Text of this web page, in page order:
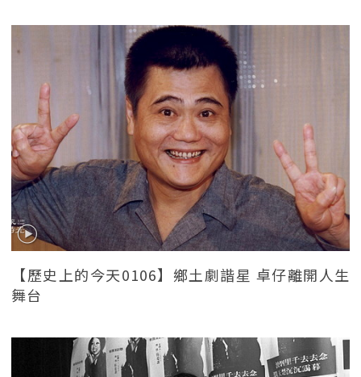
【歷史上的今天0106】鄉土劇諧星 卓仔離開人生
舞台